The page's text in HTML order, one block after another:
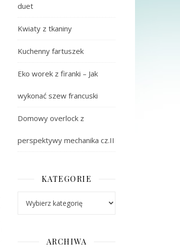
duet
Kwiaty z tkaniny
Kuchenny fartuszek
Eko worek z firanki – Jak
wykonać szew francuski
Domowy overlock z
perspektywy mechanika cz.II
KATEGORIE
ARCHIWA